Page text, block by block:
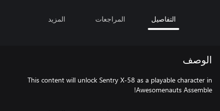
التفاصيل المراجعات المزيد
الوصف
This content will unlock Sentry X-58 as a playable character in
Awesomenauts Assemble!